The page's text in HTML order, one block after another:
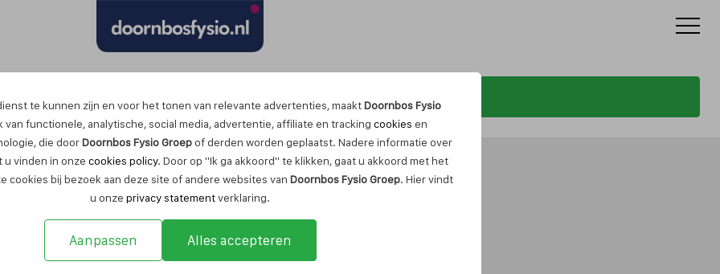
te kunnen zijn en voor het tonen van relevante advertenties, maaktDoornbos Fysio
van functionele, analytische, social media, advertentie, affiliate en tracking cookies en
die doorDoornbos Fysio Groepof derden worden geplaatst. Nadere informatie over
u vinden in onze cookies policy. Door op "Ik ga akkoord" te klikken, gaat u akkoord met het
cookies bij bezoek aan deze site of andere websites van Doornbos Fysio Groep. Hier vindt
u onze privacy statementverklaring.
Aanpassen Alles accepteren
Maak nu een afspraak
Carli Heijneman